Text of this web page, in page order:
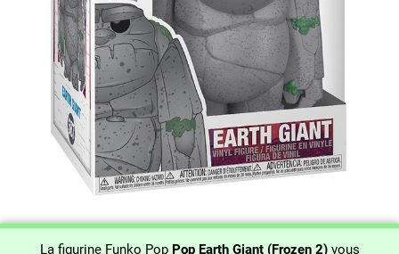
La figurine Funko Pop Pop Earth Giant (Frozen 2)vous